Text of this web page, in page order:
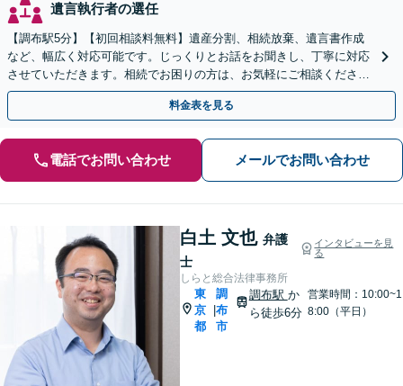
遺言執行者の選任
【調布駅5分】【初回相談料無料】遺産分割、相続放棄、遺言書作成
など、幅広く対応可能です。じっくりとお話をお聞きし、丁寧に対応
させていただきます。相続でお困りの方は、お気軽にご相談くださ
い。【電話相談可】
料金表を見る
電話でお問い合わせ メールでお問い合わせ
白土 文也 弁護
士
インタビューを見
る
しらと総合法律事務所
東
京
都
調
布
市
調布駅 か
ら徒歩6分
営業時間：10:00~1
8:00（平日）